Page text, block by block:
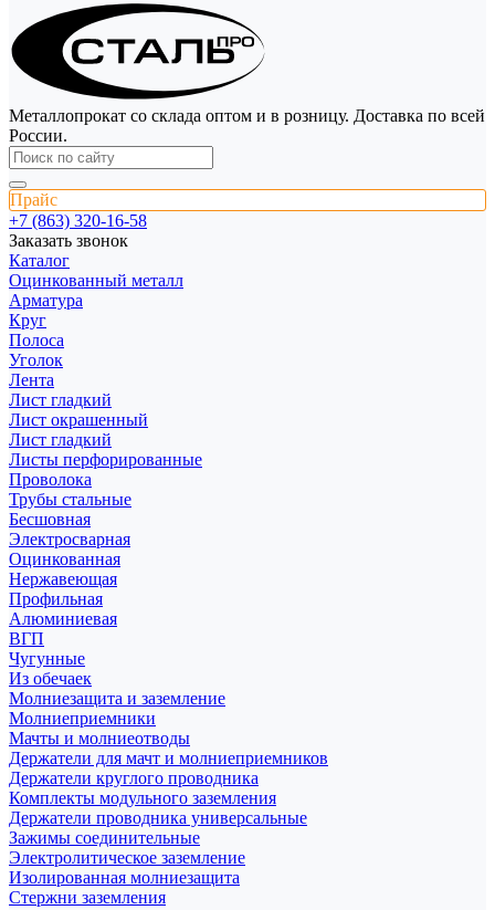
Металлопрокат со склада оптом и в розницу. Доставка по всей
России.
Прайс
+7 (863) 320-16-58
Заказать звонок
Каталог
Оцинкованный металл
Арматура
Круг
Полоса
Уголок
Лента
Лист гладкий
Лист окрашенный
Лист гладкий
Листы перфорированные
Проволока
Трубы стальные
Бесшовная
Электросварная
Оцинкованная
Нержавеющая
Профильная
Алюминиевая
ВГП
Чугунные
Из обечаек
Молниезащита и заземление
Молниеприемники
Мачты и молниеотводы
Держатели для мачт и молниеприемников
Держатели круглого проводника
Комплекты модульного заземления
Держатели проводника универсальные
Зажимы соединительные
Электролитическое заземление
Изолированная молниезащита
Стержни заземления